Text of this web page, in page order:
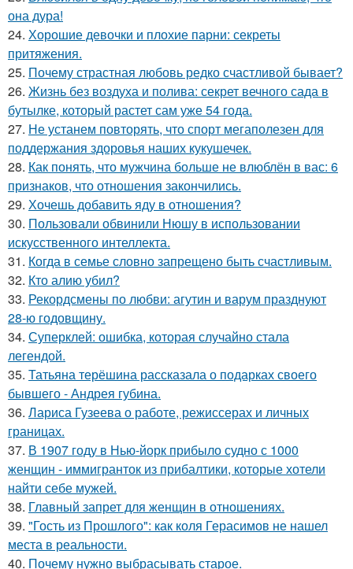
она дура!
24. Хорошие девочки и плохие парни: секреты
притяжения.
25. Почему страстная любовь редко счастливой бывает?
26. Жизнь без воздуха и полива: секрет вечного сада в
бутылке, который растет сам уже 54 года.
27. Не устанем повторять, что спорт мегаполезен для
поддержания здоровья наших кукушечек.
28. Как понять, что мужчина больше не влюблён в вас: 6
признаков, что отношения закончились.
29. Хочешь добавить яду в отношения?
30. Пользовали обвинили Нюшу в использовании
искусственного интеллекта.
31. Когда в семье словно запрещено быть счастливым.
32. Кто алию убил?
33. Рекордсмены по любви: агутин и варум празднуют
28-ю годовщину.
34. Суперклей: ошибка, которая случайно стала
легендой.
35. Татьяна терёшина рассказала о подарках своего
бывшего - Андрея губина.
36. Лариса Гузеева о работе, режиссерах и личных
границах.
37. В 1907 году в Нью-йорк прибыло судно с 1000
женщин - иммигранток из прибалтики, которые хотели
найти себе мужей.
38. Главный запрет для женщин в отношениях.
39. "Гость из Прошлого": как коля Герасимов не нашел
места в реальности.
40. Почему нужно выбрасывать старое.